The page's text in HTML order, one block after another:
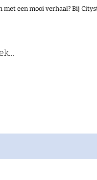
een mooi verhaal? Bij
In een wereld